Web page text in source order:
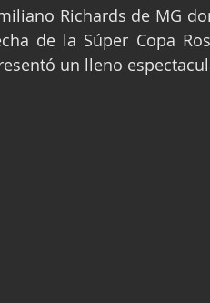
Ford Vintage
Richards de MG
de la Súper Copa
un lleno